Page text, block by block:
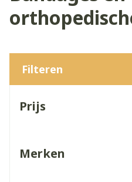
Filteren
Prijs
Merken